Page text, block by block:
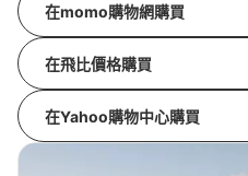
在momo購物網購買
在飛比價格購買
在Yahoo購物中心購買